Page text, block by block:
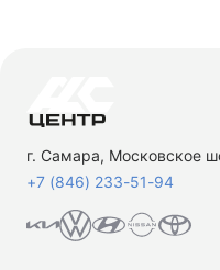
г. Самара, Московское
+7 (846) 233-51-94